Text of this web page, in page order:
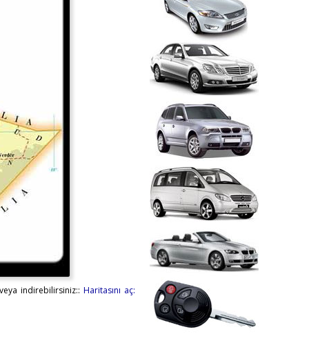
indirebilirsiniz::Haritasını aç: